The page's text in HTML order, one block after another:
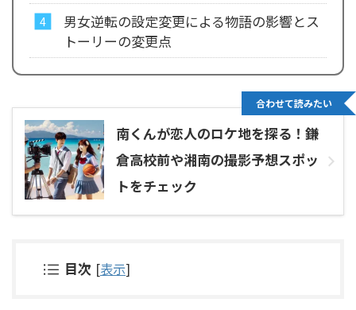
男女逆転の設定変更による物語の影響とス
トーリーの変更点
南くんが恋人のロケ地を探る！鎌
倉高校前や湘南の撮影予想スポッ
トをチェック
合わせて読みたい
目次 [表示]